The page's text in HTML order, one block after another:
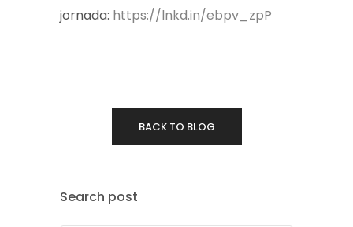
jornada: https://lnkd.in/ebpv_zpP
BACK TO BLOG
Search post